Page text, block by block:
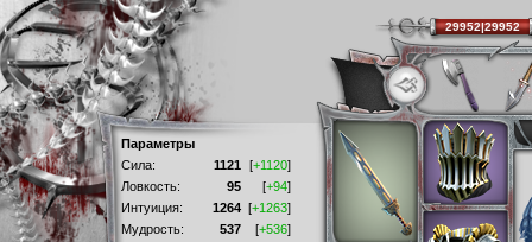
Параметры
Сила:
1121 [+1120]
Ловкость:
95 [+94]
Интуиция:
1264 [+1263]
Мудрость:
537 [+536]
29952|29952